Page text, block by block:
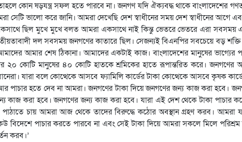
কোন ষড়যন্ত্র সফল হতে পারবে না। জনগণ যদি ঐক্যবদ্ধ থাকে বাংলাদেশের
সেটি ভালো করে জানি। আমরা দেখেছি দেশ স্বাধীনের সময় দেশ স্বাধীনের আগে
একসাথে ছিল মুখে মুখে বলত আমরা একসাথে নাই কিন্তু ভেতরে ভেতরে এরা
দল সবসময় জনগণের কাতারে ছিল। সেজন্যই বিএনপির সবচেয়ে বড়
আমার শেষ ঠিকানা। আমাদের একটাই কাজ। বাংলাদেশের মানুষের
কোটি মানুষের ৪০ কোটি হাতকে শ্রমিকের হাতে রূপান্তরিত করে। জনগণের
যারা বলে কোত্থেকে আসবে ফ্যামিলি কার্ডের টাকা কোত্থেকে আসবে কৃষক
পাচার হতে দেব না আমরা। জনগণের টাকা দিয়ে জনগণের জন্য কাজ করা হবে।
কাজ করা হবে। জনগণের জন্য কাজ করা হবে। যারা এই দেশ থেকে টাকা পাচার
পাঠাতে চায় আমরা আজ থেকে তাদের বিরুদ্ধে কঠোর অবস্থান গ্রহণ করব। আমরা
বিদেশে পাচার করতে পারবে না এবং সেই টাকা দিয়ে আমরা সকলে মিলে
করব।’